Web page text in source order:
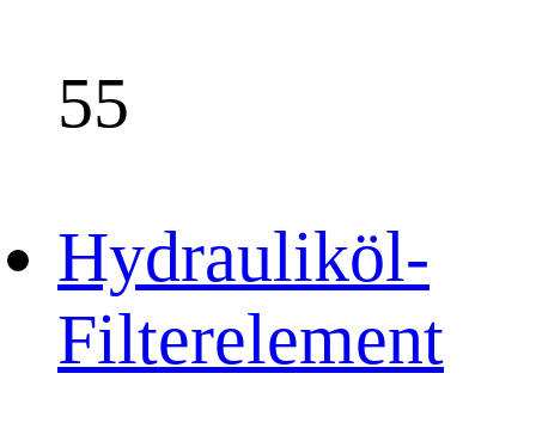
55
Hydrauliköl-
Filterelement